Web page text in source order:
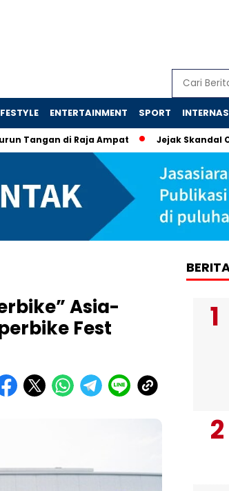
ENTERTAINMENT SPORT
di Raja Ampat Jejak Skandal
Asia-
Fest